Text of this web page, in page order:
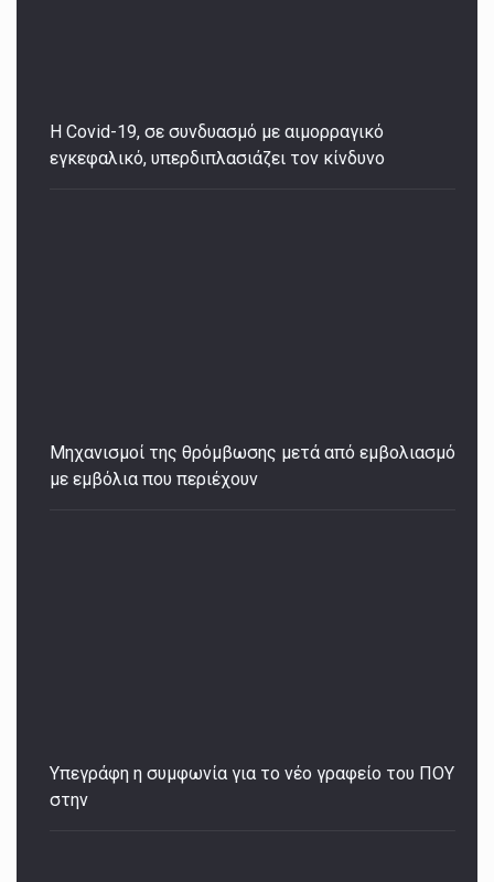
Η Covid-19, σε συνδυασμό με αιμορραγικό
εγκεφαλικό, υπερδιπλασιάζει τον κίνδυνο
Μηχανισμοί της θρόμβωσης μετά από εμβολιασμό
με εμβόλια που περιέχουν
Υπεγράφη η συμφωνία για το νέο γραφείο του ΠΟΥ
στην